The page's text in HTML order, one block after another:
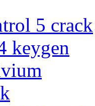
5 crack
keygen